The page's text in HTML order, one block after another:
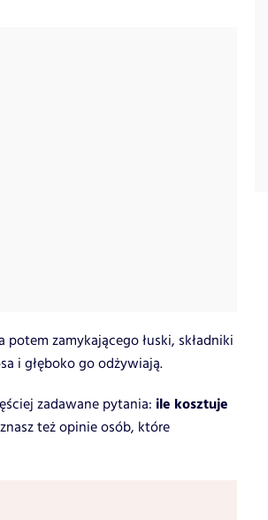
zamykającego łuski, składniki
i głęboko go odżywiają.
zadawane pytania: ile kosztuje
też opinie osób, które